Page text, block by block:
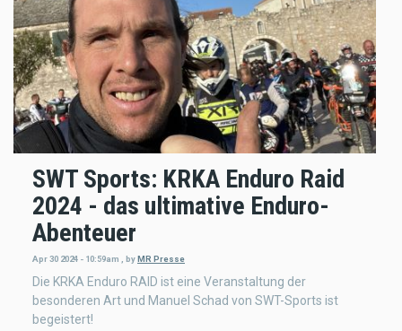
SWT Sports: KRKA Enduro Raid
2024 - das ultimative Enduro-
Abenteuer
Apr 30 2024 - 10:59am byMR Presse
Die KRKA Enduro RAID ist eine Veranstaltung der
besonderen Art und Manuel Schad von SWT-Sports ist
begeistert!